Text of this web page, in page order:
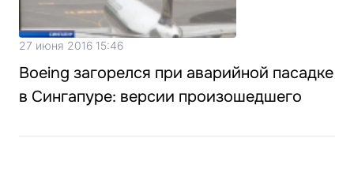
27 июня 2016 15:46
Boeing загорелся при аварийной пасадке
в Сингапуре: версии произошедшего